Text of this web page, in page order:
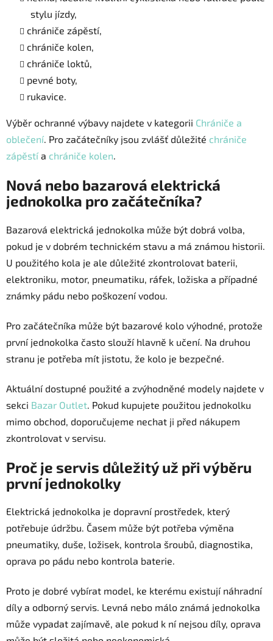
stylu jízdy,
chrániče zápěstí,
chrániče kolen,
chrániče loktů,
pevné boty,
rukavice.
Výběr ochranné výbavy najdete v kategorii Chrániče a
oblečení . Pro začátečníky jsou zvlášť důležité chrániče
zápěstí a chrániče kolen
Nová nebo bazarová elektrická
jednokolka pro začátečníka?
Bazarová elektrická jednokolka může být dobrá volba,
pokud je v dobrém technickém stavu a má známou historii.
U použitého kola je ale důležité zkontrolovat baterii,
elektroniku, motor, pneumatiku, ráfek, ložiska a případné
známky pádu nebo poškození vodou.
Pro začátečníka může být bazarové kolo výhodné, protože
první jednokolka často slouží hlavně k učení. Na druhou
stranu je potřeba mít jistotu, že kolo je bezpečné.
Aktuální dostupné použité a zvýhodněné modely najdete v
sekci Bazar Outlet . Pokud kupujete použitou jednokolku
mimo obchod, doporučujeme nechat ji před nákupem
zkontrolovat v servisu.
Proč je servis důležitý už při výběru
první jednokolky
Elektrická jednokolka je dopravní prostředek, který
potřebuje údržbu. Časem může být potřeba výměna
pneumatiky, duše, ložisek, kontrola šroubů, diagnostika,
oprava po pádu nebo kontrola baterie.
Proto je dobré vybírat model, ke kterému existují náhradní
díly a odborný servis. Levná nebo málo známá jednokolka
může vypadat zajímavě, ale pokud k ní nejsou díly, oprava